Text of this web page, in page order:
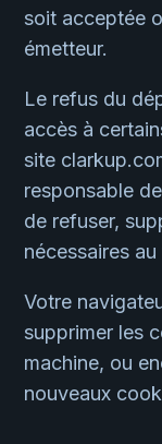
soit acceptée
émetteur.
Le refus du
accès à
site
responsable
de refuser,
nécessaires
Votre
supprimer les
machine, ou
nouveaux